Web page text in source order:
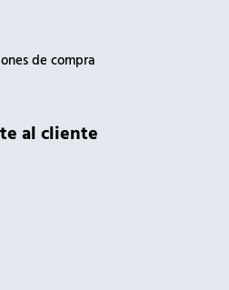
de compra
al cliente